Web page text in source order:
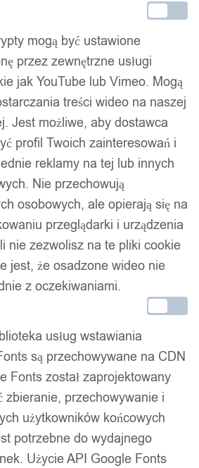
BANIEK
NA BATERIE
10000 NA
mogą być ustawione
przez zewnętrzne usługi
jak YouTube lub Vimeo. Mogą
treści wideo na naszej
Jest możliwe, aby dostawca
profil Twoich zainteresowań i
reklamy na tej lub innych
Nie przechowują
osobowych, ale opierają się na
przeglądarki i urządzenia
nie zezwolisz na te pliki cookie
jest, że osadzone wideo nie
z oczekiwaniami.
usług wstawiania
są przechowywane na CDN
Fonts został zaprojektowany
zbieranie, przechowywanie i
użytkowników końcowych
potrzebne do wydajnego
Użycie API Google Fonts